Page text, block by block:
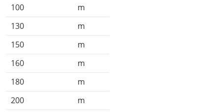
100
m
130
m
150
m
160
m
180
m
200
m